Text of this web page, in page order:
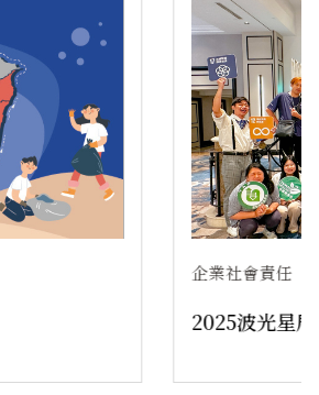
食愛相傳